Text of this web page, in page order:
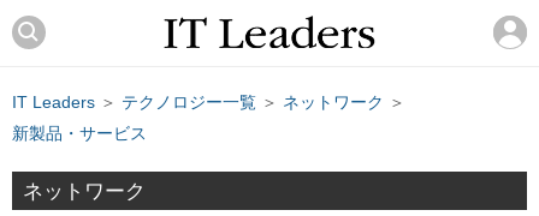
IT Leaders ＞ テクノロジー一覧 ＞ ネットワーク ＞
新製品・サービス
ネットワーク